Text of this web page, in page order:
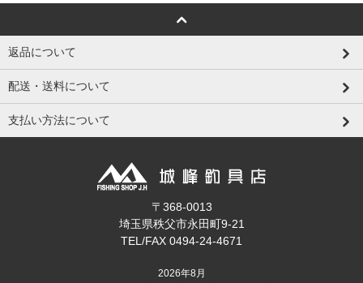
返品について
配送・送料について
支払い方法について
〒368-0013
埼玉県秩父市永田町9-21
TEL/FAX 0494-24-4671
2026年8月